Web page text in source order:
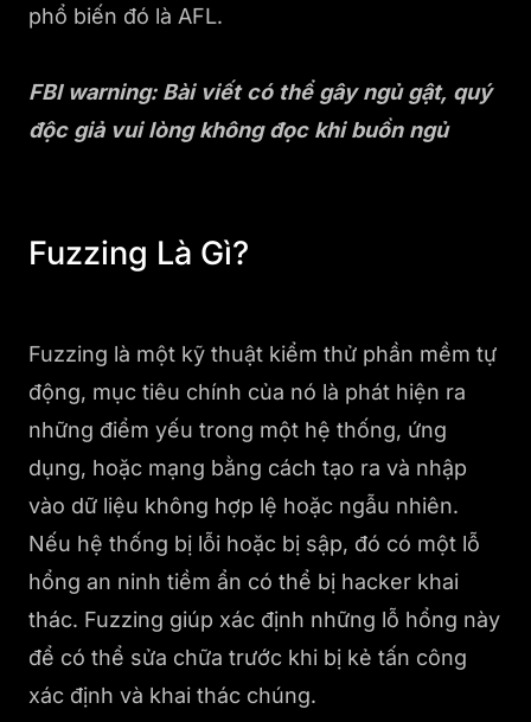
phổ biến đó là AFL.
FBI warning: Bài viết có thể gây ngủ gật, quý
độc giả vui lòng không đọc khi buồn ngủ
Fuzzing Là Gì?
Fuzzing là một kỹ thuật kiểm thử phần mềm tự
động, mục tiêu chính của nó là phát hiện ra
những điểm yếu trong một hệ thống, ứng
dụng, hoặc mạng bằng cách tạo ra và nhập
vào dữ liệu không hợp lệ hoặc ngẫu nhiên.
Nếu hệ thống bị lỗi hoặc bị sập, đó có một lỗ
hổng an ninh tiềm ẩn có thể bị hacker khai
thác. Fuzzing giúp xác định những lỗ hổng này
để có thể sửa chữa trước khi bị kẻ tấn công
xác định và khai thác chúng.